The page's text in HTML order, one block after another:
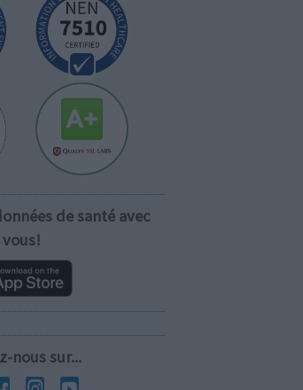
de santé avec
vous!
nous sur...